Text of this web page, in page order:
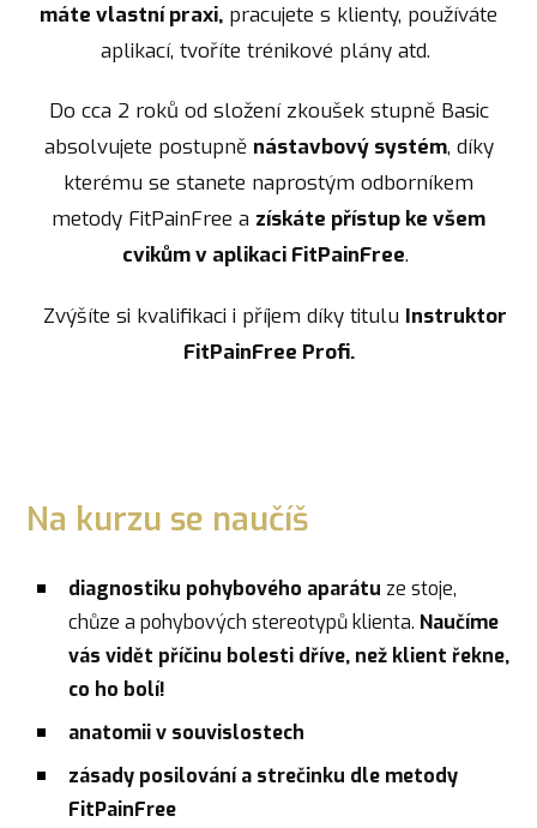
máte vlastní praxi, pracujete s klienty, používáte
aplikací, tvoříte trénikové plány atd.
Do cca 2 roků od složení zkoušek stupně Basic
absolvujete postupně nástavbový systém, díky
kterému se stanete naprostým odborníkem
metody FitPainFree a získáte přístup ke všem
cvikům v aplikaci FitPainFree.
Zvýšíte si kvalifikaci i příjem díky titulu Instruktor
FitPainFree Profi.
Na kurzu se naučíš
diagnostiku pohybového aparátu ze stoje,
chůze a pohybových stereotypů klienta. Naučíme
vás vidět příčinu bolesti dříve, než klient řekne,
co ho bolí!
anatomii v souvislostech
zásady posilování a strečinku dle metody
FitPainFree